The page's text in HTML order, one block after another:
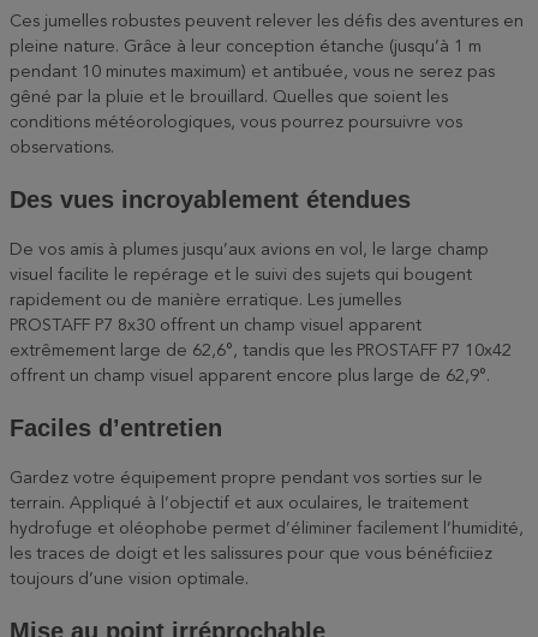
Ces jumelles robustes peuvent relever les défis des aventures en
pleine nature. Grâce à leur conception étanche (jusqu’à 1 m
pendant 10 minutes maximum) et antibuée, vous ne serez pas
gêné par la pluie et le brouillard. Quelles que soient les
conditions météorologiques, vous pourrez poursuivre vos
observations.
Des vues incroyablement étendues
De vos amis à plumes jusqu’aux avions en vol, le large champ
visuel facilite le repérage et le suivi des sujets qui bougent
rapidement ou de manière erratique. Les jumelles
PROSTAFF P7 8x30 offrent un champ visuel apparent
extrêmement large de 62,6°, tandis que les PROSTAFF P7 10x42
offrent un champ visuel apparent encore plus large de 62,9°.
Faciles d’entretien
Gardez votre équipement propre pendant vos sorties sur le
terrain. Appliqué à l’objectif et aux oculaires, le traitement
hydrofuge et oléophobe permet d’éliminer facilement l’humidité,
les traces de doigt et les salissures pour que vous bénéficiiez
toujours d’une vision optimale.
Mise au point irréprochable